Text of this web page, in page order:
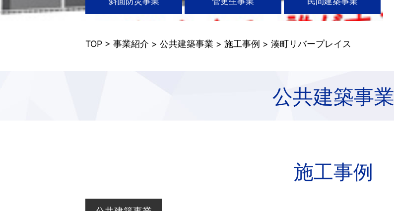
TOP > 事業紹介 > 公共建築事業 > 施工事例 > 湊町リバープレイス
公共建築事業
施工事例